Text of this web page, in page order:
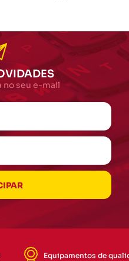
no seu e-mail
Equipamentos de